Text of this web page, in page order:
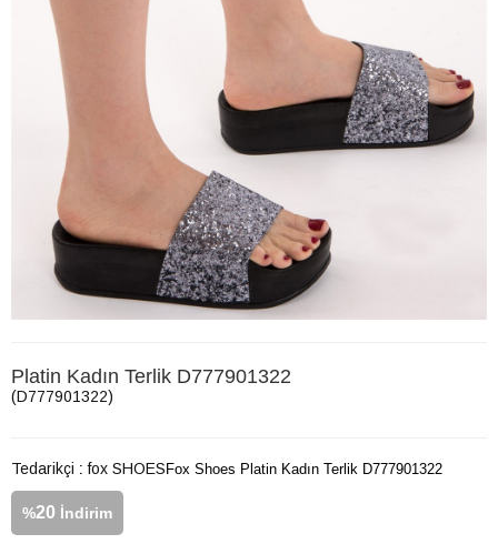
Platin Kadın Terlik D777901322
(D777901322)
Tedarikçi : fox SHOES
%20 İndirim
Fox Shoes Platin Kadın Terlik D777901322